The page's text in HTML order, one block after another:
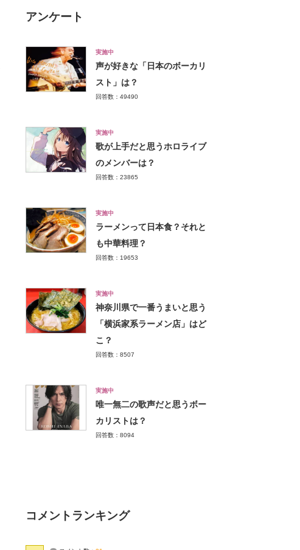
アンケート
実施中
声が好きな「日本のボーカリ
スト」は？
回答数：49490
実施中
歌が上手だと思うホロライブ
のメンバーは？
回答数：23865
実施中
ラーメンって日本食？それと
も中華料理？
回答数：19653
実施中
神奈川県で一番うまいと思う
「横浜家系ラーメン店」はど
こ？
回答数：8507
実施中
唯一無二の歌声だと思うボー
カリストは？
回答数：8094
コメントランキング